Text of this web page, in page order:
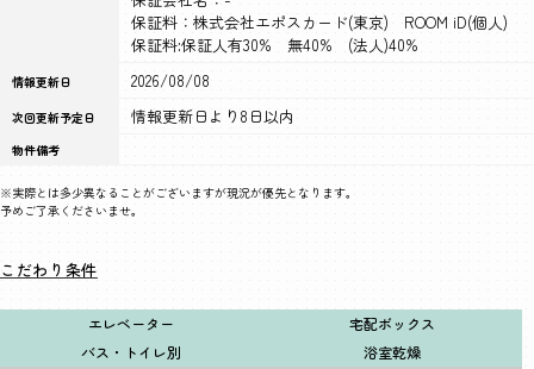
※実際とは多少異なることがございますが現況が優先となります。
予めご了承くださいませ。
保証料：株式会社エポスカード(東京) ROOM iD(個人)
保証料:保証人有30% 無40% (法人)40%
情報更新日 2026/08/08
次回更新予定日 情報更新日より8日以内
物件備考
こだわり条件
エレベーター
宅配ボックス
バス・トイレ別
浴室乾燥